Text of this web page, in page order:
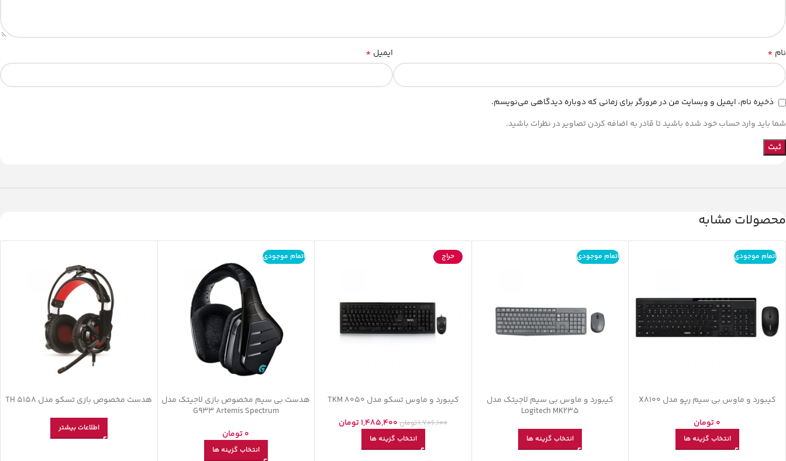
نام * ایمیل *
ذخیره نام، ایمیل و وبسایت من در مرورگر برای زمانی که دوباره دیدگاهی می‌نویسم.
شما باید وارد حساب خود شده باشید تا قادر به اضافه کردن تصاویر در نظرات باشید.
محصولات مشابه
اتمام موجودی
کیبورد و ماوس بی سیم رپو مدل X8100
0تومان
انتخاب گزینه ها
اتمام موجودی
کیبورد و ماوس بی سیم لاجیتک مدل
Logitech MK235
انتخاب گزینه ها
حراج
کیبورد و ماوس تسکو مدل TKM 8050
1,706,100تومان 1,485,400تومان
انتخاب گزینه ها
اتمام موجودی
هدست بی سیم مخصوص بازی لاجیتک مدل
G933 Artemis Spectrum
0تومان
انتخاب گزینه ها
هدست مخصوص بازی تسکو مدل TH 5158
اطلاعات بیشتر